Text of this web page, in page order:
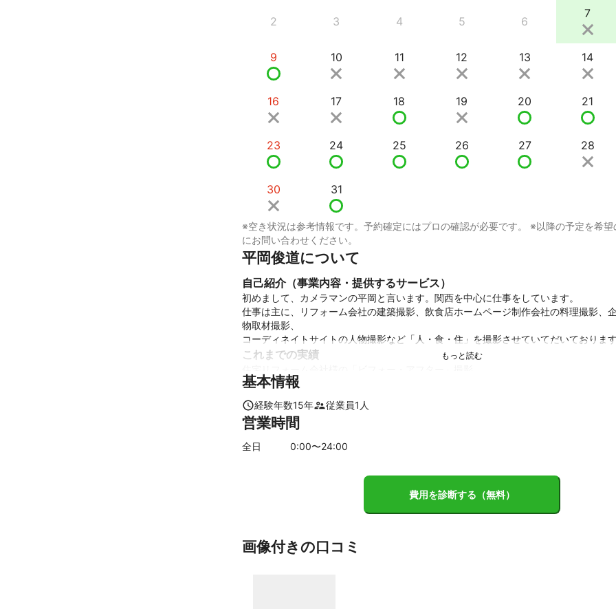
2 3 4 5 6
7
9 10 11 12 13 14
16 17 18 19 20 21
23 24 25 26 27 28
30 31
※空き状況は参考情報です。予約確定にはプロの確認が必要です。 ※以降の予定を希
にお問い合わせください。
平岡俊道について
自己紹介（事業内容・提供するサービス）
初めまして、カメラマンの平岡と言います。関西を中心に仕事をしています。
仕事は主に、リフォーム会社の建築撮影、飲食店ホームページ制作会社の料理撮影、
物取材撮影、
コーディネイトサイトの人物撮影など「人・食・住」を撮影させていてだいておりま
これまでの実績
飲食店ホームページ制作会社様の料理撮影および人物撮影
商店建築撮影
アピールポイント
飲食店ホームページ制作会社様の料理撮影および人物撮影においては、様々な店舗で
ある程度、狭い場所でも撮影対応可能です！！
基本情報
経験年数15年 従業員1 人
営業時間
全日 0:00〜24:00
費用を診断する（無料）
画像付きの口コミ